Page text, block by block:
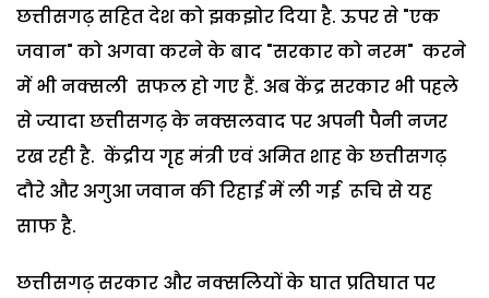
छत्तीसगढ़ सहित देश को झकझोर दिया है. ऊपर से "एक
जवान" को अगवा करने के बाद "सरकार को नरम" करने
में भी नक्सली सफल हो गए हैं. अब केंद्र सरकार भी पहले
से ज्यादा छत्तीसगढ़ के नक्सलवाद पर अपनी पैनी नजर
रख रही है. केंद्रीय गृह मंत्री एवं अमित शाह के छत्तीसगढ़
दौरे और अगुआ जवान की रिहाई में ली गई रूचि से यह
साफ है.
छत्तीसगढ़ सरकार और नक्सलियों के घात प्रतिघात पर